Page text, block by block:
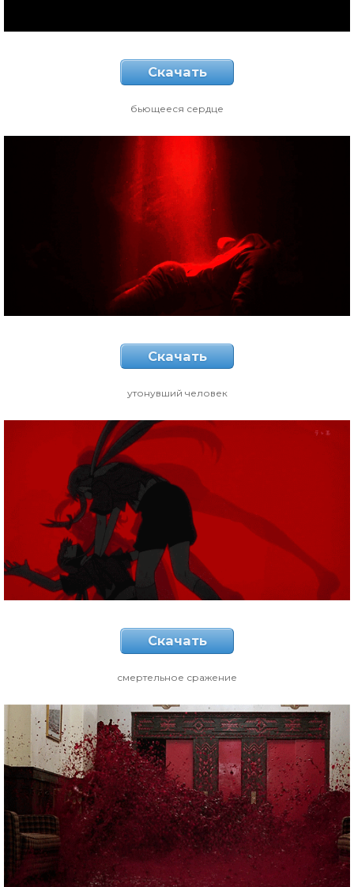
Скачать
бьющееся сердце
Скачать
утонувший человек
Скачать
смертельное сражение